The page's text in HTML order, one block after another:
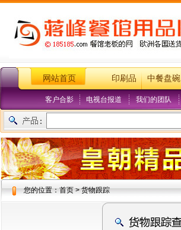
网站首页 印刷品 中餐盘碗
客户合影 电视台报道 我们的团队
您的位置：首页 > 货物跟踪